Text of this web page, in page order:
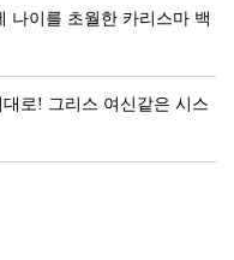
나이를 초월한 카리스마 백
로! 그리스 여신같은 시스